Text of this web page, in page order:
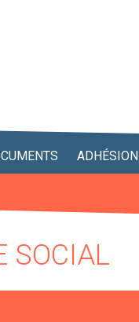
ADHÉSION
SOCIAL